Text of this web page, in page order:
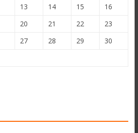
13 14 15
16
20 21 22
23
27 28 29
30